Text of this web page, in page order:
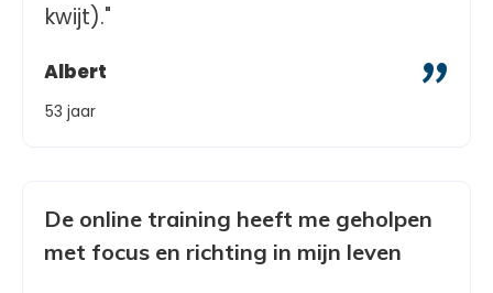
kwijt)."
Albert "
53 jaar
De online training heeft me geholpen
met focus en richting in mijn leven